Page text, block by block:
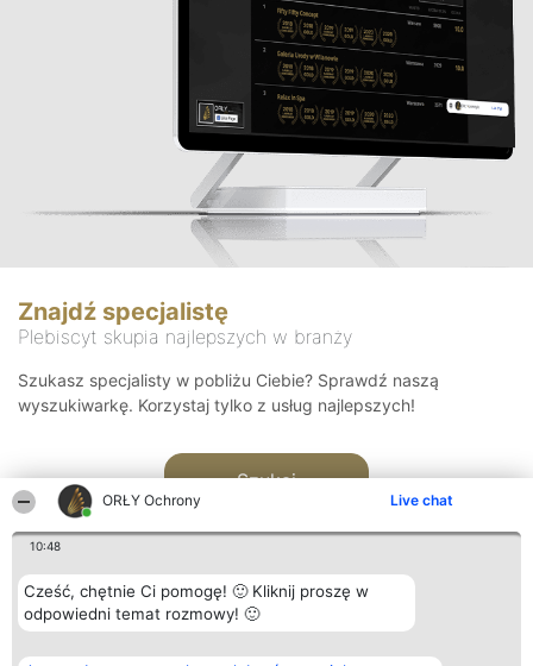
ORŁY Ochrony Live chat
10:48
Cześć, chętnie Ci pomogę! 🙂 Kliknij proszę w
odpowiedni temat rozmowy! 🙂
Znajdź specjalistę
Plebiscyt skupia najlepszych w branży
Szukasz specjalisty w pobliżu Ciebie? Sprawdź naszą
wyszukiwarkę. Korzystaj tylko z usług najlepszych!
Szukaj
Organizator plebiscytu Plebiscyt Kontakt